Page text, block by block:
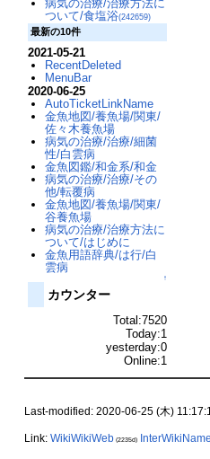
病気の治療/治療方法に
ついて/食塩浴(242659)
最新の10件
2021-05-21
RecentDeleted
MenuBar
2020-06-25
AutoTicketLinkName
金魚地図/養魚場/関東/
佐々木養魚場
病気の治療/治療/細菌
性/白雲病
金魚図鑑/和金系/和金
病気の治療/治療/その
他/転覆病
金魚地図/養魚場/関東/
谷養魚場
病気の治療/治療方法に
ついて/はじめに
金魚用語辞典/は行/白
雲病
↑
カウンター
Total:7520
Today:1
yesterday:0
Online:1
Last-modified: 2020-06-25 (木)
Link: WikiWikiWeb(2235d) InterWikiName